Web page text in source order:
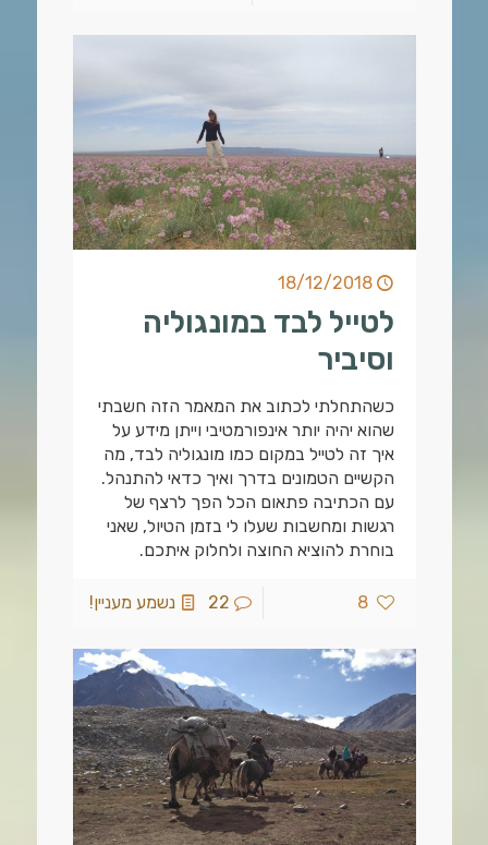
18/12/2018
לטייל לבד במונגוליה
וסיביר‎
כשהתחלתי לכתוב את המאמר הזה חשבתי
שהוא יהיה יותר אינפורמטיבי וייתן מידע על
איך זה לטייל במקום כמו מונגוליה לבד, מה
הקשיים הטמונים בדרך ואיך כדאי להתנהל.
עם הכתיבה פתאום הכל הפך לרצף של
רגשות ומחשבות שעלו לי בזמן הטיול, שאני
בוחרת להוציא החוצה ולחלוק איתכם.
8
22 נשמע מעניין!